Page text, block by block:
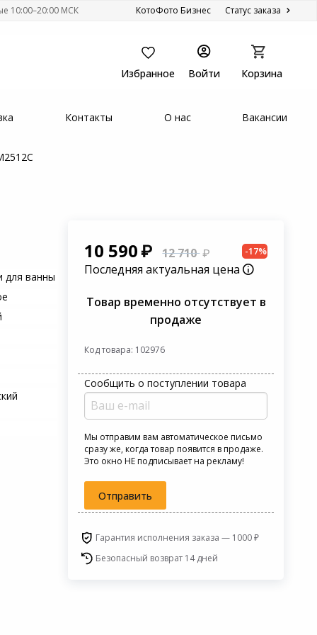
10:00–20:00 МСК КотоФото Бизнес Статус заказа
Корзина
Войти
Избранное
Контакты О нас Вакансии
для ванны
-17%
10 590
12 710
Последняя актуальная цена
Товар временно отсутствует в
продаже
Код товара: 102976
Сообщить о поступлении товара
Мы отправим вам автоматическое письмо
сразу же, когда товар появится в продаже.
Это окно НЕ подписывает на рекламу!
Отправить
Гарантия исполнения заказа — 1000 ₽
Безопасный возврат 14 дней